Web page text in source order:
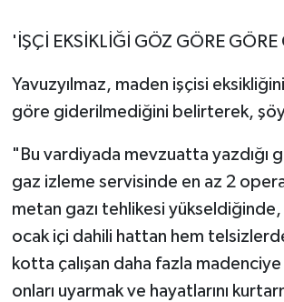
'İŞÇİ EKSİKLİĞİ GÖZ GÖRE GÖRE
Yavuzyılmaz, maden işçisi
göre giderilmediğini belirterek,
"Bu vardiyada mevzuatta yazdığı
gaz izleme servisinde en az 2
metan gazı tehlikesi yükseldiğinde,
ocak içi dahili hattan hem
kotta çalışan daha fazla
onları uyarmak ve hayatlarını